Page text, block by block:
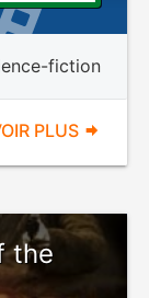
fiction
PLUS
the